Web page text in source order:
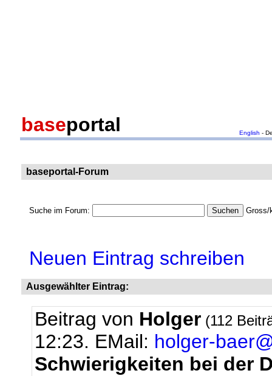
baseportal English -
baseportal-Forum
Suche im Forum: Gross/
Neuen Eintrag schreiben
Ausgewählter Eintrag:
Beitrag von Holger (112
12:23. EMail: holger-
Schwierigkeiten bei der